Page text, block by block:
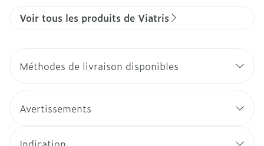
Voir tous les produits de Viatris
Méthodes de livraison disponibles
Avertissements